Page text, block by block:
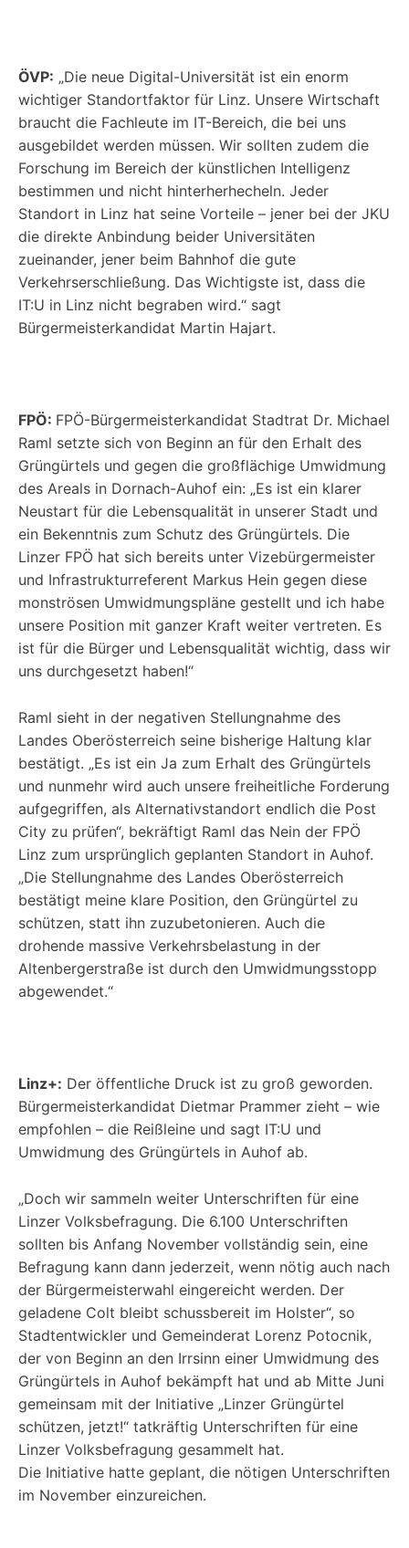
ÖVP: „Die neue Digital-Universität ist ein enorm
wichtiger Standortfaktor für Linz. Unsere Wirtschaft
braucht die Fachleute im IT-Bereich, die bei uns
ausgebildet werden müssen. Wir sollten zudem die
Forschung im Bereich der künstlichen Intelligenz
bestimmen und nicht hinterherhecheln. Jeder
Standort in Linz hat seine Vorteile – jener bei der JKU
die direkte Anbindung beider Universitäten
zueinander, jener beim Bahnhof die gute
Verkehrserschließung. Das Wichtigste ist, dass die
IT:U in Linz nicht begraben wird.“ sagt
Bürgermeisterkandidat Martin Hajart.
FPÖ: FPÖ-Bürgermeisterkandidat Stadtrat Dr. Michael
Raml setzte sich von Beginn an für den Erhalt des
Grüngürtels und gegen die großflächige Umwidmung
des Areals in Dornach-Auhof ein: „Es ist ein klarer
Neustart für die Lebensqualität in unserer Stadt und
ein Bekenntnis zum Schutz des Grüngürtels. Die
Linzer FPÖ hat sich bereits unter Vizebürgermeister
und Infrastrukturreferent Markus Hein gegen diese
monströsen Umwidmungspläne gestellt und ich habe
unsere Position mit ganzer Kraft weiter vertreten. Es
ist für die Bürger und Lebensqualität wichtig, dass wir
uns durchgesetzt haben!“
Raml sieht in der negativen Stellungnahme des
Landes Oberösterreich seine bisherige Haltung klar
bestätigt. „Es ist ein Ja zum Erhalt des Grüngürtels
und nunmehr wird auch unsere freiheitliche Forderung
aufgegriffen, als Alternativstandort endlich die Post
City zu prüfen“, bekräftigt Raml das Nein der FPÖ
Linz zum ursprünglich geplanten Standort in Auhof.
„Die Stellungnahme des Landes Oberösterreich
bestätigt meine klare Position, den Grüngürtel zu
schützen, statt ihn zuzubetonieren. Auch die
drohende massive Verkehrsbelastung in der
Altenbergerstraße ist durch den Umwidmungsstopp
abgewendet.“
Linz+: Der öffentliche Druck ist zu groß geworden.
Bürgermeisterkandidat Dietmar Prammer zieht – wie
empfohlen – die Reißleine und sagt IT:U und
Umwidmung des Grüngürtels in Auhof ab.
„Doch wir sammeln weiter Unterschriften für eine
Linzer Volksbefragung. Die 6.100 Unterschriften
sollten bis Anfang November vollständig sein, eine
Befragung kann dann jederzeit, wenn nötig auch nach
der Bürgermeisterwahl eingereicht werden. Der
geladene Colt bleibt schussbereit im Holster“, so
Stadtentwickler und Gemeinderat Lorenz Potocnik,
der von Beginn an den Irrsinn einer Umwidmung des
Grüngürtels in Auhof bekämpft hat und ab Mitte Juni
gemeinsam mit der Initiative „Linzer Grüngürtel
schützen, jetzt!“ tatkräftig Unterschriften für eine
Linzer Volksbefragung gesammelt hat.
Die Initiative hatte geplant, die nötigen Unterschriften
im November einzureichen.